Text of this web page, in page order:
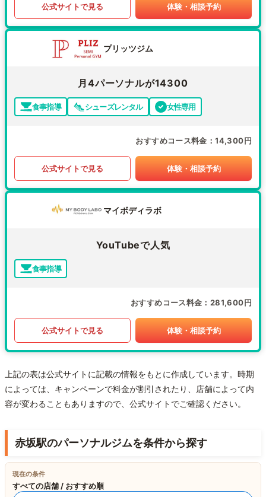
公式サイトで見る 体験・相談予約
プリッツジム
月4パーソナルが14300
食事指導 シューズレンタル 女性専用
おすすめコース料金 14,300円
公式サイトで見る 体験・相談予約
マイボディラボ
YouTubeで人気
食事指導
おすすめコース料金 281,600円
公式サイトで見る 体験・相談予約
上記の表は公式サイトに記載の情報をもとに作成しています。時期
によっては、キャンペーンで料金が割引されたり、店舗によって内
容が変わることもありますので、公式サイトでご確認ください。
赤坂駅のパーソナルジムを条件から探す
現在の条件
すべての店舗 / おすすめ順